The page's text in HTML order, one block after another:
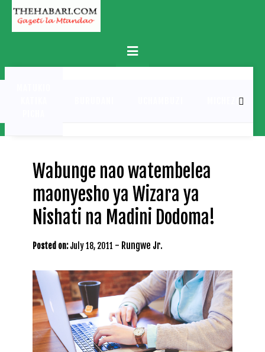
Skip
content
Primary
Menu
MICHEZO
Wabunge nao watembelea
maonyesho ya Wizara ya
Nishati na Madini Dodoma!
Posted on: July 18, 2011 - Rungwe Jr.